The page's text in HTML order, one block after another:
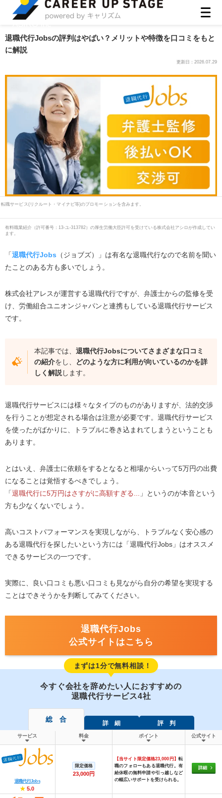
退職代行Jobsの評判はやばい？メリットや特徴を口コミをもと
に解説
更新日：2026.07.29
転職サービス(リクルート・マイナビ等)のプロモーションを含みます。
有料職業紹介（許可番号：13-ユ-313782）の厚生労働大臣許可を受けている株式会社アシロが作成してい
ます。
「退職代行Jobs （ジョブズ）」は有名な退職代行なので名前を聞い
たことのある方も多いでしょう。
株式会社アレスが運営する退職代行ですが、弁護士からの監修を受
け、労働組合ユニオンジャパンと連携もしている退職代行サービス
です。
本記事では、退職代行Jobsについてさまざまな口コミ
の紹介をし、 どのような方に利用が向いているのかを詳
しく解説します。
退職代行サービスには様々なタイプのものがありますが、法的交渉
を行うことが想定される場合は注意が必要です。退職代行サービス
を使ったがばかりに、トラブルに巻き込まれてしまうということも
あります。
とはいえ、弁護士に依頼をするとなると相場からいって5万円の出費
になることは覚悟するべきでしょう。
「退職代行に5万円はさすがに高額すぎる...
」というのが本音という
方も少なくないでしょう。
高いコストパフォーマンスを実現しながら、トラブルなく安心感の
ある退職代行を探したいという方には「退職代行Jobs」はオススメ
できるサービスの一つです。
実際に、良い口コミも悪い口コミも見ながら自分の希望を実現する
ことはできそうかを判断してみてください。
退職代行Jobs
公式サイトはこちら
まずは1分で無料相談！
今すぐ会社を辞めたい人におすすめの
退職代行サービス4社
総 合 詳 細 評 判
サービス 料金 ポイント 公式サイト
退職代行Jobs
★ 5.0
限定価格
23,000円
【当サイト限定価格23,000円】 転
職のフォローもある退職代行。有
給休暇の無料申請や引っ越しなど
の幅広いサポートを受けられる。
詳細